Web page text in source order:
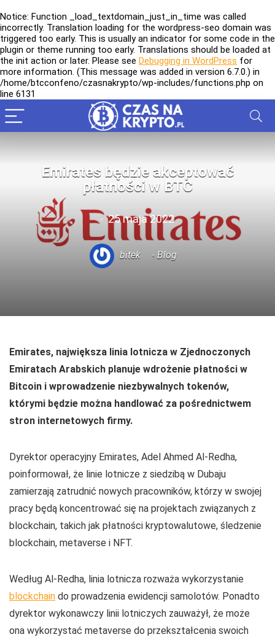
Notice: Function _load_textdomain_just_in_time was called
incorrectly. Translation loading for the wordpress-seo domain was
triggered too early. This is usually an indicator for some code in the
plugin or theme running too early. Translations should be loaded at
the init action or later. Please see Debugging in WordPress for
more information. (This message was added in version 6.7.0.) in
/home/btcconfeno/czasnakrypto/wp-includes/functions.php on
line 6131
Emirates będzie akceptować
płatności w BTC
25 maja 2022
bitek Blog
Emirates, największa linia lotnicza w Zjednoczonych
Emiratach Arabskich planuje wdrożenie płatności w
Bitcoin i wprowadzenie niezbywalnych tokenów,
którymi będzie można handlować za pośrednictwem
stron internetowych firmy.
Dyrektor operacyjny Emirates, Adel Ahmed Al-Redha,
poinformował, że linie lotnicze z siedzibą w Dubaju
zamierzają zatrudnić nowych pracowników, którzy w swojej
pracy będą koncentrować się na projektach związanych z
blockchain, takich jak płatności kryptowalutowe, śledzenie
blockchain, metaverse i NFT.
Według Al-Redha, linia lotnicza rozważa wykorzystanie
blockchain do prowadzenia ewidencji samolotów. Ponadto
dyrektor wykonawczy linii lotniczych zauważył, że może
ona wykorzystać metaverse do przekształcenia swoich